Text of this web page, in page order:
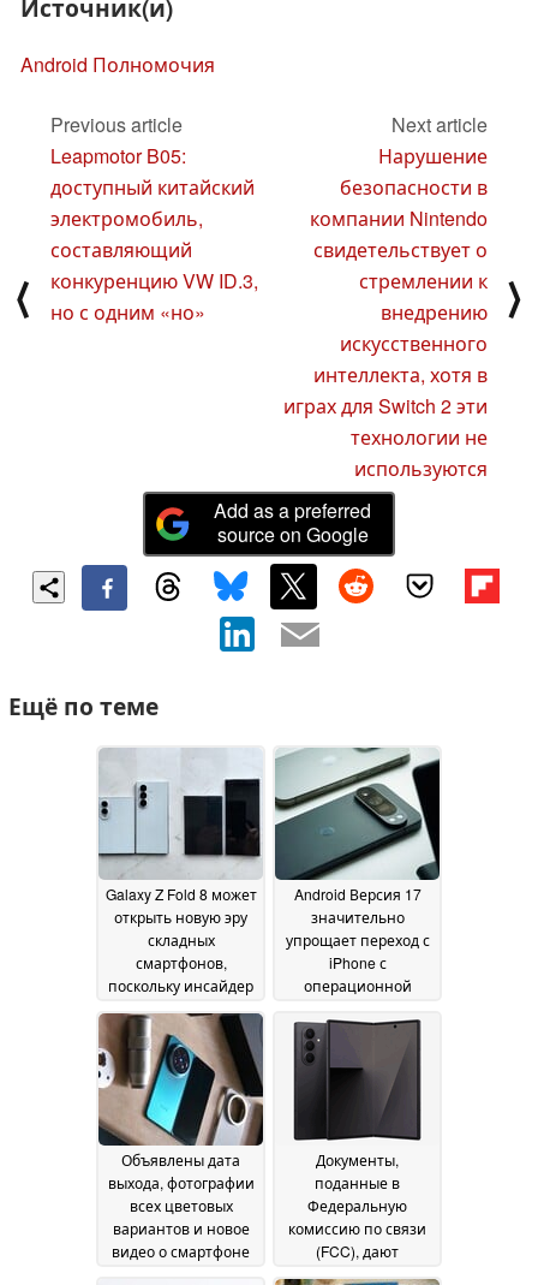
Источник(и)
Android Полномочия
⟨
Previous article
Leapmotor B05:
доступный китайский
электромобиль,
составляющий
конкуренцию VW ID.3,
но с одним «но»
Next article
Нарушение
безопасности в
компании Nintendo
свидетельствует о
стремлении к
внедрению
искусственного
интеллекта, хотя в
играх для Switch 2 эти
технологии не
используются
⟩
Add as a preferred
source on Google
Ещё по теме
Galaxy Z Fold 8 может
открыть новую эру
складных
смартфонов,
поскольку инсайдер
его вес и качество
сгиба25 June 2026
Android Версия 17
значительно
упрощает переход с
iPhone с
операционной
на Google Pixel и
другие устройства
Объявлены дата
выхода, фотографии
всех цветовых
вариантов и новое
видео о смартфоне
Документы,
поданные в
Федеральную
комиссию по связи
(FCC), дают